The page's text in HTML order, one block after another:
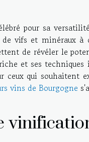
pour sa
vifs et minéraux
de révéler le
et ses
ceux qui souhaitent
vins de Bourgogne